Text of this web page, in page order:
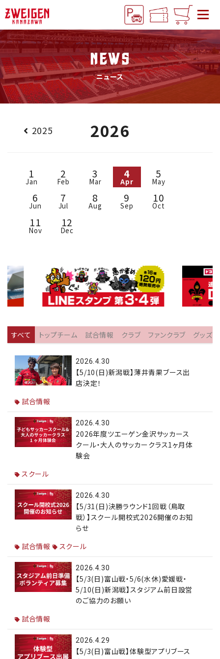
NEWS
ニュース
2025 2026
1
Jan
2
Feb
3
Mar
4
Apr
5
May
6
Jun
7
Jul
8
Aug
9
Sep
10
Oct
11
Nov
12
Dec
すべて トップチーム 試合情報 クラブ ファンクラブ グッズ
2026.4.30
【5/10(日)新潟戦】薄井青果ブース出
店決定！
試合情報
2026.4.30
2026年度ツエーゲン金沢サッカース
クール・大人のサッカークラス1ヶ月体
験会
スクール
2026.4.30
【5/31(日)決勝ラウンド1回戦（鳥取
戦）】スクール開校式2026開催のお知
らせ
試合情報
スクール
2026.4.30
【5/3(日)富山戦・5/6(水休)愛媛戦・
5/10(日)新潟戦】スタジアム前日設営
のご協力のお願い
試合情報
2026.4.29
【5/3(日)富山戦】体験型アプリブース